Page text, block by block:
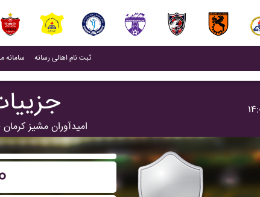
سامانه (current)
ثبت نام اهالی رسانه(current)
اميدآوران مشيز